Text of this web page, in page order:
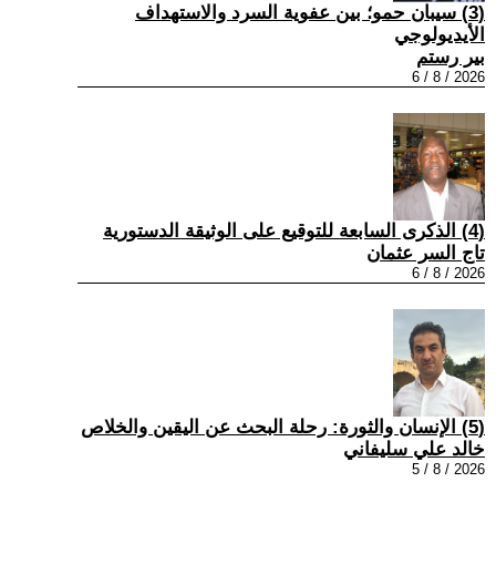
(3) سيبان حمو؛ بين عفوية السرد والاستهداف
الأيديولوجي
بير رستم
2026 / 8 / 6
(4) الذكرى السابعة للتوقيع على الوثيقة الدستورية
تاج السر عثمان
2026 / 8 / 6
(5) الإنسان والثورة: رحلة البحث عن اليقين والخلاص
خالد علي سليفاني
2026 / 8 / 5